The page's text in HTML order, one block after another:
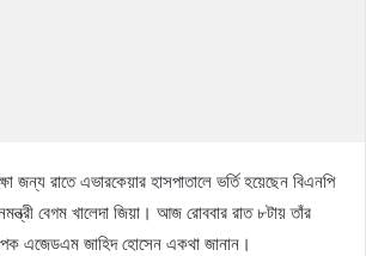
জন্য রাতে এভারকেয়ার হাসপাতালে ভর্তি হয়েছেন বিএনপি
বেগম খালেদা জিয়া। আজ রোববার রাত ৮টায় তাঁর
এজেডএম জাহিদ হোসেন একথা জানান।